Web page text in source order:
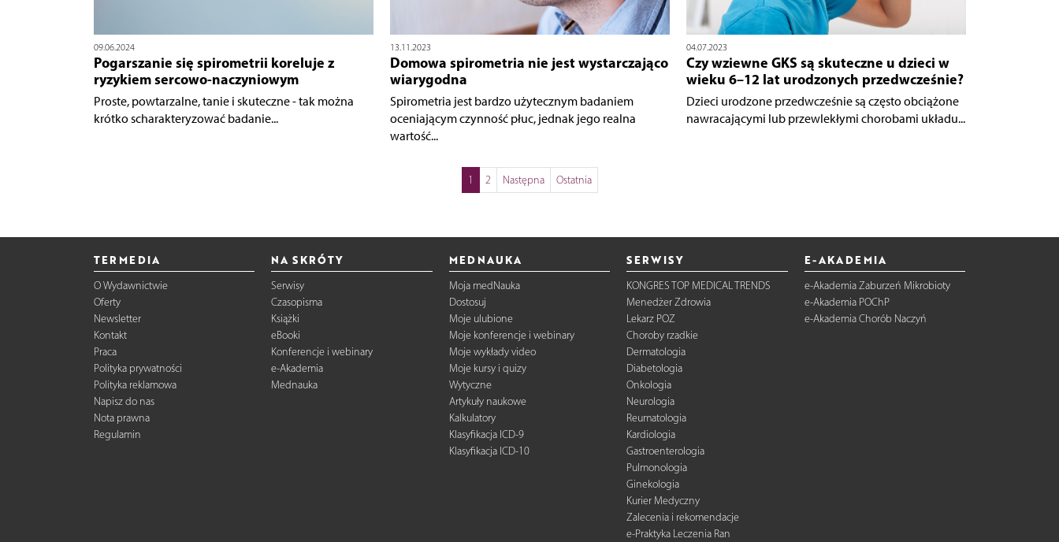
09.06.2024
Pogarszanie się spirometrii koreluje z
ryzykiem sercowo-naczyniowym
Proste, powtarzalne, tanie i skuteczne - tak można
krótko scharakteryzować badanie...
13.11.2023
Domowa spirometria nie jest wystarczająco
wiarygodna
Spirometria jest bardzo użytecznym badaniem
oceniającym czynność płuc, jednak jego realna
wartość...
04.07.2023
Czy wziewne GKS są skuteczne u dzieci w
wieku 6–12 lat urodzonych przedwcześnie?
Dzieci urodzone przedwcześnie są często obciążone
nawracającymi lub przewlekłymi chorobami układu...
1 2 Następna Ostatnia
TERMEDIA
O Wydawnictwie
Oferty
Newsletter
Kontakt
Praca
Polityka prywatności
Polityka reklamowa
Napisz do nas
Nota prawna
Regulamin
NA SKRÓTY
Serwisy
Czasopisma
Książki
eBooki
Konferencje i webinary
e-Akademia
Mednauka
MEDNAUKA
Moja medNauka
Dostosuj
Moje ulubione
Moje konferencje i webinary
Moje wykłady video
Moje kursy i quizy
Wytyczne
Artykuły naukowe
Kalkulatory
Klasyfikacja ICD-9
Klasyfikacja ICD-10
SERWISY
KONGRES TOP MEDICAL TRENDS
Menedżer Zdrowia
Lekarz POZ
Choroby rzadkie
Dermatologia
Diabetologia
Onkologia
Neurologia
Reumatologia
Kardiologia
Gastroenterologia
Pulmonologia
Ginekologia
Kurier Medyczny
Zalecenia i rekomendacje
e-Praktyka Leczenia Ran
E-AKADEMIA
e-Akademia Zaburzeń Mikrobioty
e-Akademia POChP
e-Akademia Chorób Naczyń